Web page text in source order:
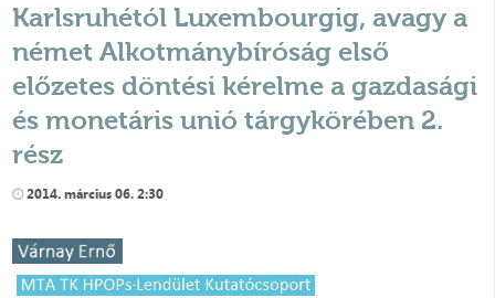
Karlsruhétól Luxembourgig, avagy a
német Alkotmánybíróság első
előzetes döntési kérelme a gazdasági
és monetáris unió tárgykörében 2.
rész
2014. március 06. 2:30